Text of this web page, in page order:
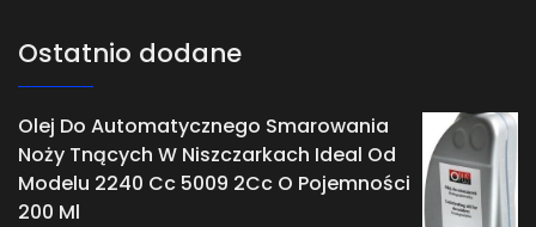
Ostatnio dodane
Olej Do Automatycznego Smarowania
Noży Tnących W Niszczarkach Ideal Od
Modelu 2240 Cc 5009 2Cc O Pojemności
200 Ml